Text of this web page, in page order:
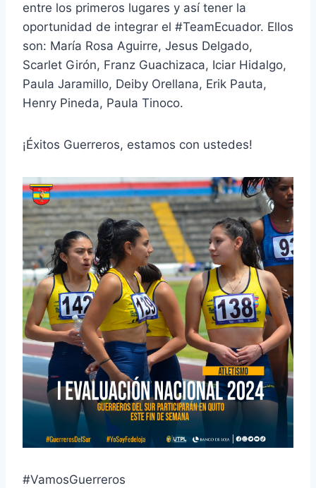
entre los primeros lugares y así tener la
oportunidad de integrar el #TeamEcuador. Ellos
son: María Rosa Aguirre, Jesus Delgado,
Scarlet Girón, Franz Guachizaca, Iciar Hidalgo,
Paula Jaramillo, Deiby Orellana, Erik Pauta,
Henry Pineda, Paula Tinoco.
¡Éxitos Guerreros, estamos con ustedes!
#VamosGuerreros